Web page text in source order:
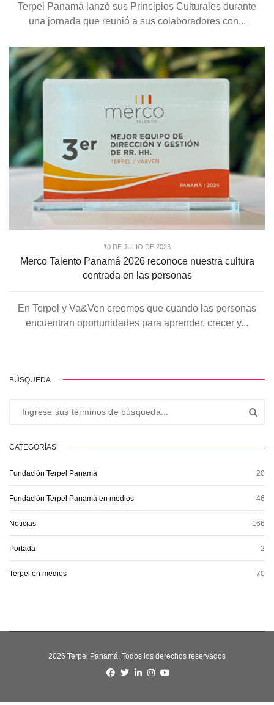
Terpel Panamá lanzó sus Principios Culturales durante
una jornada que reunió a sus colaboradores con...
10 DE JULIO DE 2026
Merco Talento Panamá 2026 reconoce nuestra cultura
centrada en las personas
En Terpel y Va&Ven creemos que cuando las personas
encuentran oportunidades para aprender, crecer y...
BÚSQUEDA
CATEGORÍAS
Fundación Terpel Panamá 20
Fundación Terpel Panamá en medios 46
Noticias 166
Portada 2
Terpel en medios 70
2026 Terpel Panamá. Todos los derechos reservados